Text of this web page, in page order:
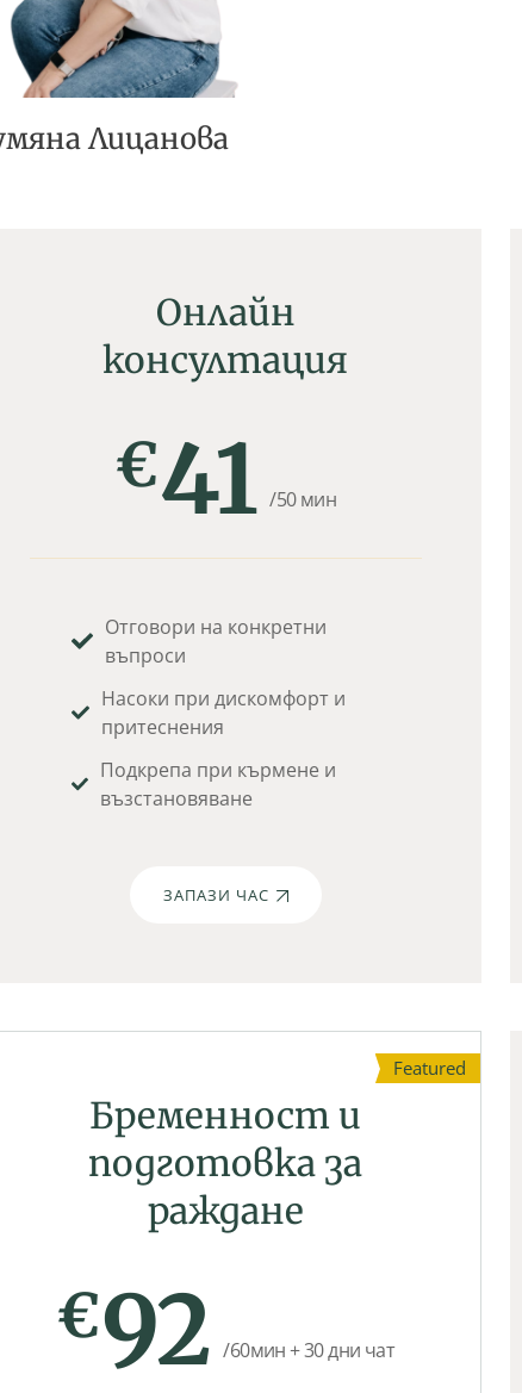
Лицанова
Онлайн
консултация
€41 /50 мин
Отговори на конкретни
въпроси
Насоки при дискомфорт и
притеснения
Подкрепа при кърмене и
възстановяване
ЗАПАЗИ ЧАС
Featured
Бременност и
подготовка за
раждане
€92 /60мин + 30 дни чат